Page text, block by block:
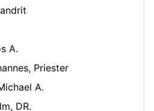
A.
Priester
A.
DR.